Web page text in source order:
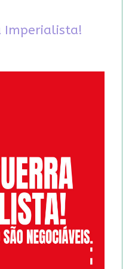
Imperialista!